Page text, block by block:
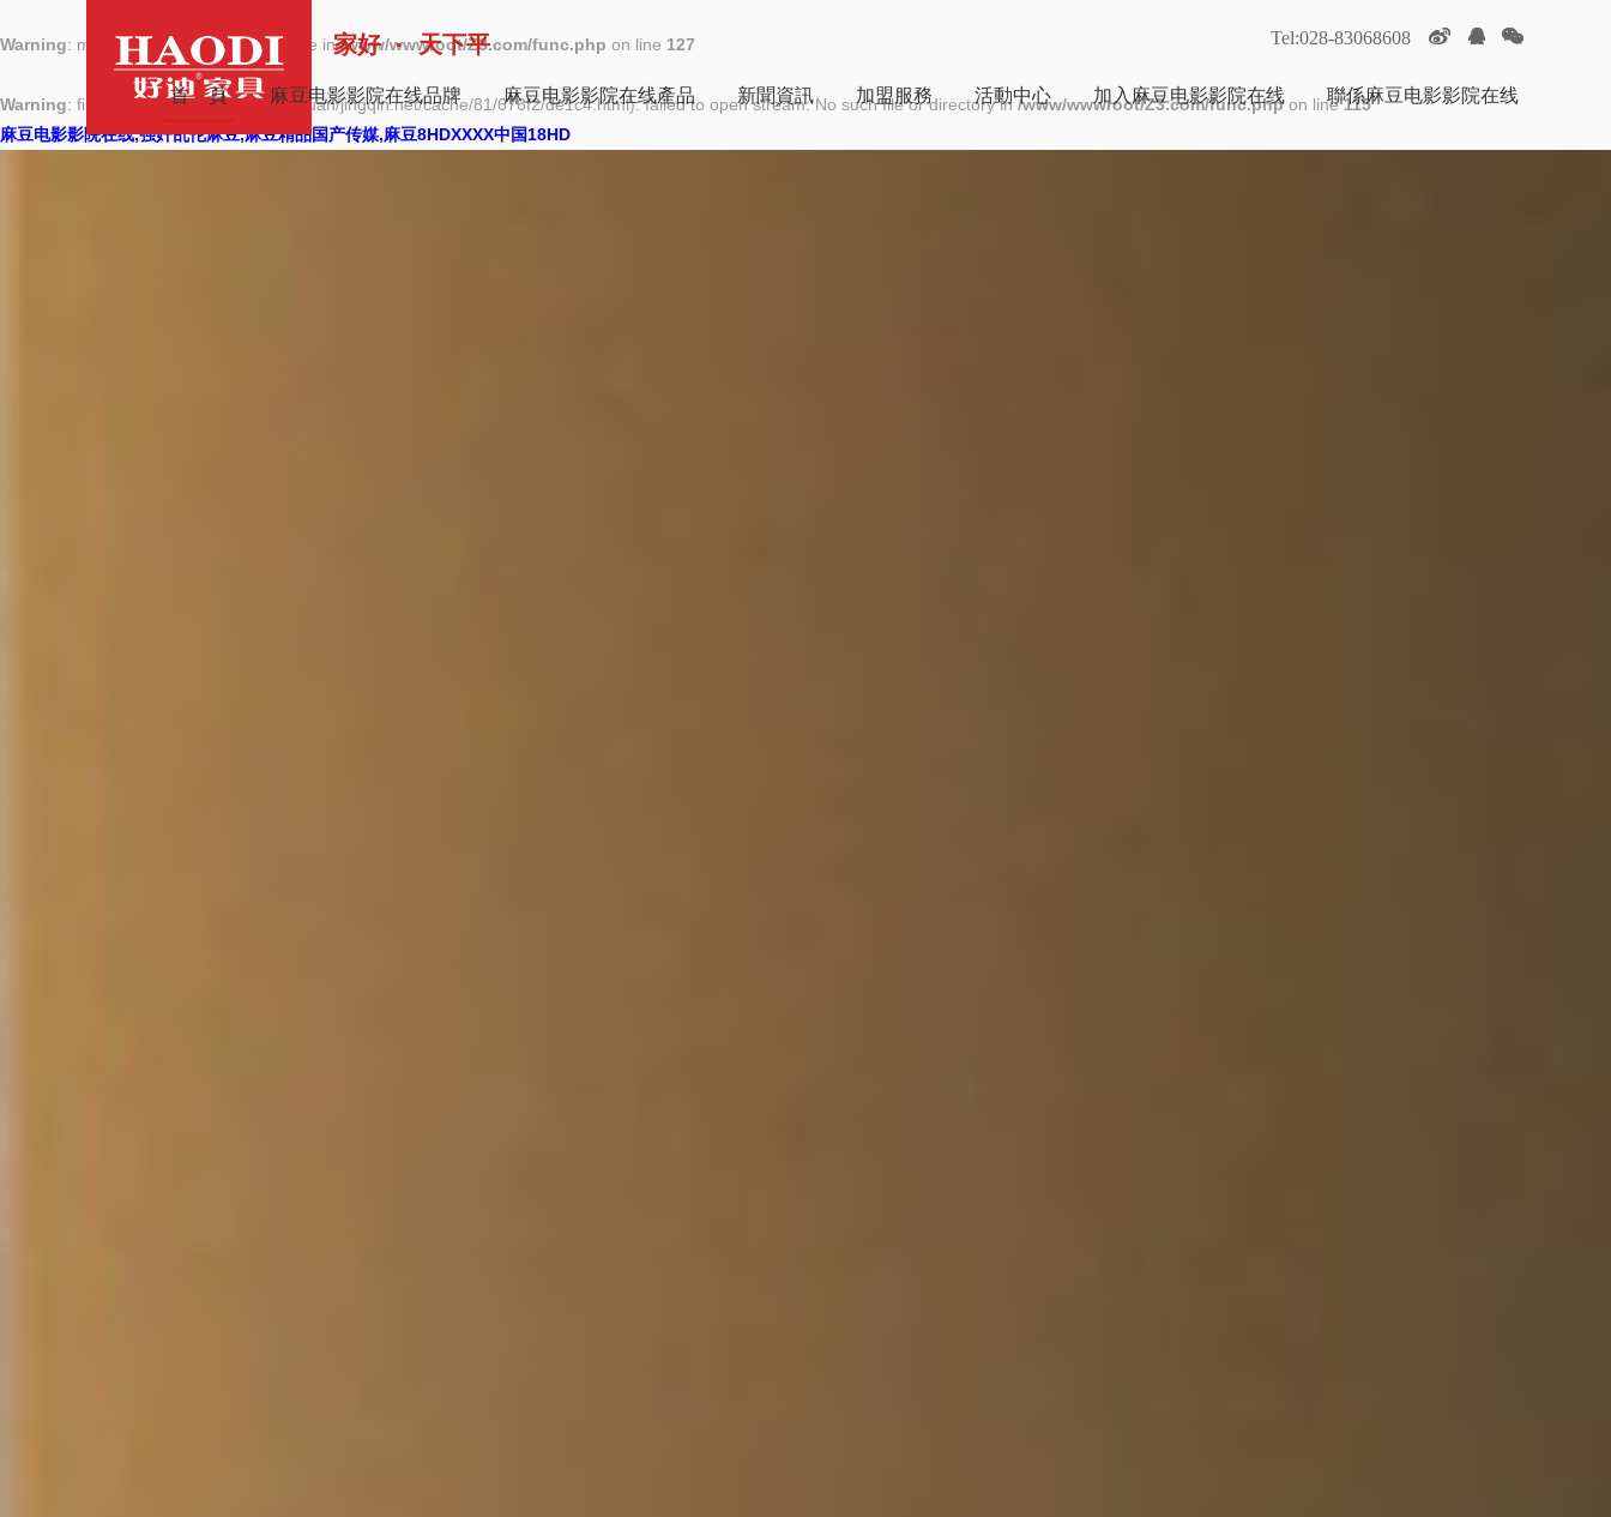
Warning: mkdir(): No space left on device in/www/wwwroot/Z3.com/func.php on line 127
Warning: file_put_contents(./cachefile_yuan/jingqin.net/cache/81/676f2/de1c4.html): failed to open stream: No such file or directory in/www/wwwroot/Z3.com/func.phpon line115
麻豆电影影院在线,强奸乱伦麻豆,麻豆精品国产传媒,麻豆8HDXXXX中国18HD
家好 · 天下平 Tel:028-83068608
首 頁 麻豆电影影院在线品牌 麻豆电影影院在线產品 新聞資訊 加盟服務 活動中心 加入麻豆电影影院在线 聯係麻豆电影影院在线